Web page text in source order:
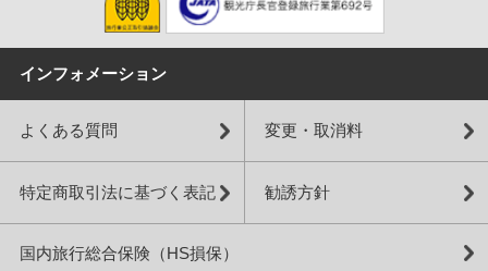
インフォメーション
よくある質問 変更・取消料
特定商取引法に基づく表記 勧誘方針
国内旅行総合保険（HS損保）